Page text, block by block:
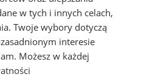
w tych i innych celach,
Twoje wybory dotyczą
interesie
. Możesz w każdej